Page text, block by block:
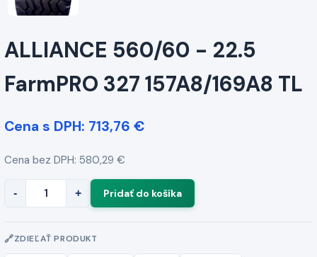
ALLIANCE 560/60 - 22.5
FarmPRO 327 157A8/169A8 TL
Cena s DPH: 713,76 €
Cena bez DPH: 580,29 €
- +
ZDIEĽAŤ PRODUKT